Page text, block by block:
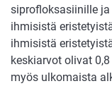
siprofloksasiinille ja
ihmisistä
ihmisistä
keskiarvot olivat
myös ulkomaista